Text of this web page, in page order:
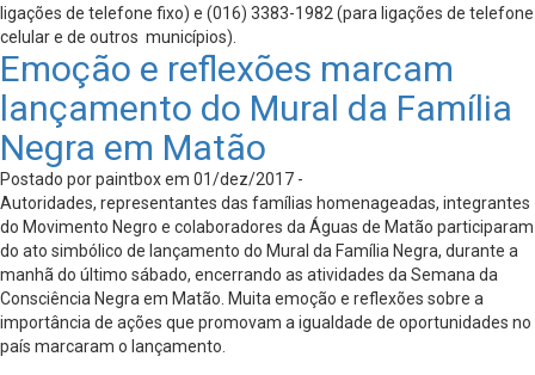
ligações de telefone fixo) e (016) 3383-1982 (para ligações de telefone
celular e de outros municípios).
Emoção e reflexões marcam
lançamento do Mural da Família
Negra em Matão
Postado por paintbox em 01/dez/2017 -
Autoridades, representantes das famílias homenageadas, integrantes
do Movimento Negro e colaboradores da Águas de Matão participaram
do ato simbólico de lançamento do Mural da Família Negra, durante a
manhã do último sábado, encerrando as atividades da Semana da
Consciência Negra em Matão. Muita emoção e reflexões sobre a
importância de ações que promovam a igualdade de oportunidades no
país marcaram o lançamento.